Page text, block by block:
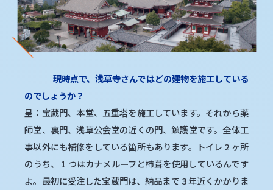
―――現時点で、浅草寺さんではどの建物を施工している
のでしょうか？
星：宝蔵門、本堂、五重塔を施工しています。それから薬
師堂、裏門、浅草公会堂の近くの門、鎮護堂です。全体工
事以外にも補修をしている箇所もあります。トイレ 2 ヶ所
のうち、 1 つはカナメルーフと杮葺を使用しているんです
よ。最初に受注した宝蔵門は、納品まで 3 年近くかかりま